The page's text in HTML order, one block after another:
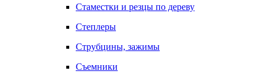
Стаместки и резцы по дереву
Степлеры
Струбцины, зажимы
Съемники